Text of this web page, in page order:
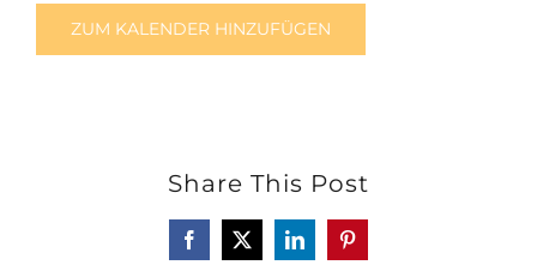
ZUM KALENDER HINZUFÜGEN
Share This Post
Facebook
X LinkedInPinterest